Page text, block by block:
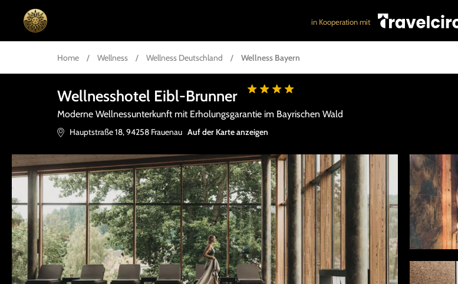
in Kooperation mit
Home / Wellness / Wellness Deutschland / Wellness Bayern
Wellnesshotel Eibl-Brunner
Moderne Wellnessunterkunft mit Erholungsgarantie im Bayrischen Wald
Hauptstraße 18,94258 Frauenau Auf der Karte anzeigen